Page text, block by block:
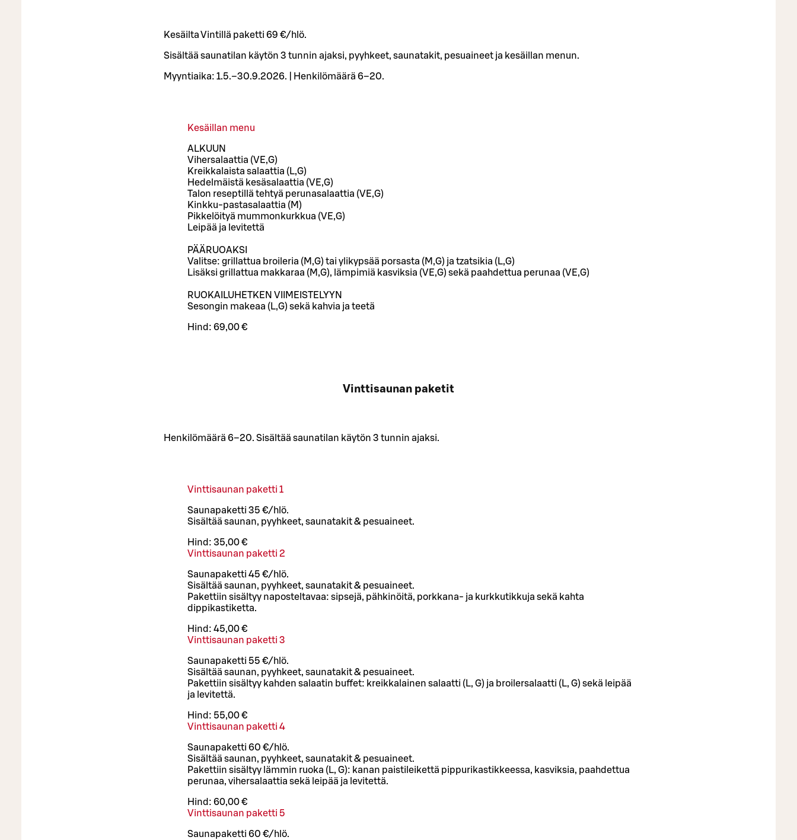
Kesäilta Vintillä paketti 69 €/hlö.
Sisältää saunatilan käytön 3 tunnin ajaksi, pyyhkeet, saunatakit, pesuaineet ja kesäillan menun.
Myyntiaika: 1.5.–30.9.2026. | Henkilömäärä 6–20.
Kesäillan menu
ALKUUN
Vihersalaattia (VE,G)
Kreikkalaista salaattia (L,G)
Hedelmäistä kesäsalaattia (VE,G)
Talon reseptillä tehtyä perunasalaattia (VE,G)
Kinkku-pastasalaattia (M)
Pikkelöityä mummonkurkkua (VE,G)
Leipää ja levitettä
PÄÄRUOAKSI
Valitse: grillattua broileria (M,G) tai ylikypsää porsasta (M,G) ja tzatsikia (L,G)
Lisäksi grillattua makkaraa (M,G), lämpimiä kasviksia (VE,G) sekä paahdettua perunaa (VE,G)
RUOKAILUHETKEN VIIMEISTELYYN
Sesongin makeaa (L,G) sekä kahvia ja teetä
Hind: 69,00 €
Vinttisaunan paketit
Henkilömäärä 6–20. Sisältää saunatilan käytön 3 tunnin ajaksi.
Vinttisaunan paketti 1
Saunapaketti 35 €/hlö.
Sisältää saunan, pyyhkeet, saunatakit & pesuaineet.
Hind: 35,00 €
Vinttisaunan paketti 2
Saunapaketti 45 €/hlö.
Sisältää saunan, pyyhkeet, saunatakit & pesuaineet.
Pakettiin sisältyy naposteltavaa: sipsejä, pähkinöitä, porkkana- ja kurkkutikkuja sekä kahta
dippikastiketta.
Hind: 45,00 €
Vinttisaunan paketti 3
Saunapaketti 55 €/hlö.
Sisältää saunan, pyyhkeet, saunatakit & pesuaineet.
Pakettiin sisältyy kahden salaatin buffet: kreikkalainen salaatti (L, G) ja broilersalaatti (L, G) sekä leipää
ja levitettä.
Hind: 55,00 €
Vinttisaunan paketti 4
Saunapaketti 60 €/hlö.
Sisältää saunan, pyyhkeet, saunatakit & pesuaineet.
Pakettiin sisältyy lämmin ruoka (L, G): kanan paistileikettä pippurikastikkeessa, kasviksia, paahdettua
perunaa, vihersalaattia sekä leipää ja levitettä.
Hind: 60,00 €
Vinttisaunan paketti 5
Saunapaketti 60 €/hlö.